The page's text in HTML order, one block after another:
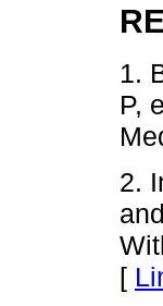
1.
P,
2.
[